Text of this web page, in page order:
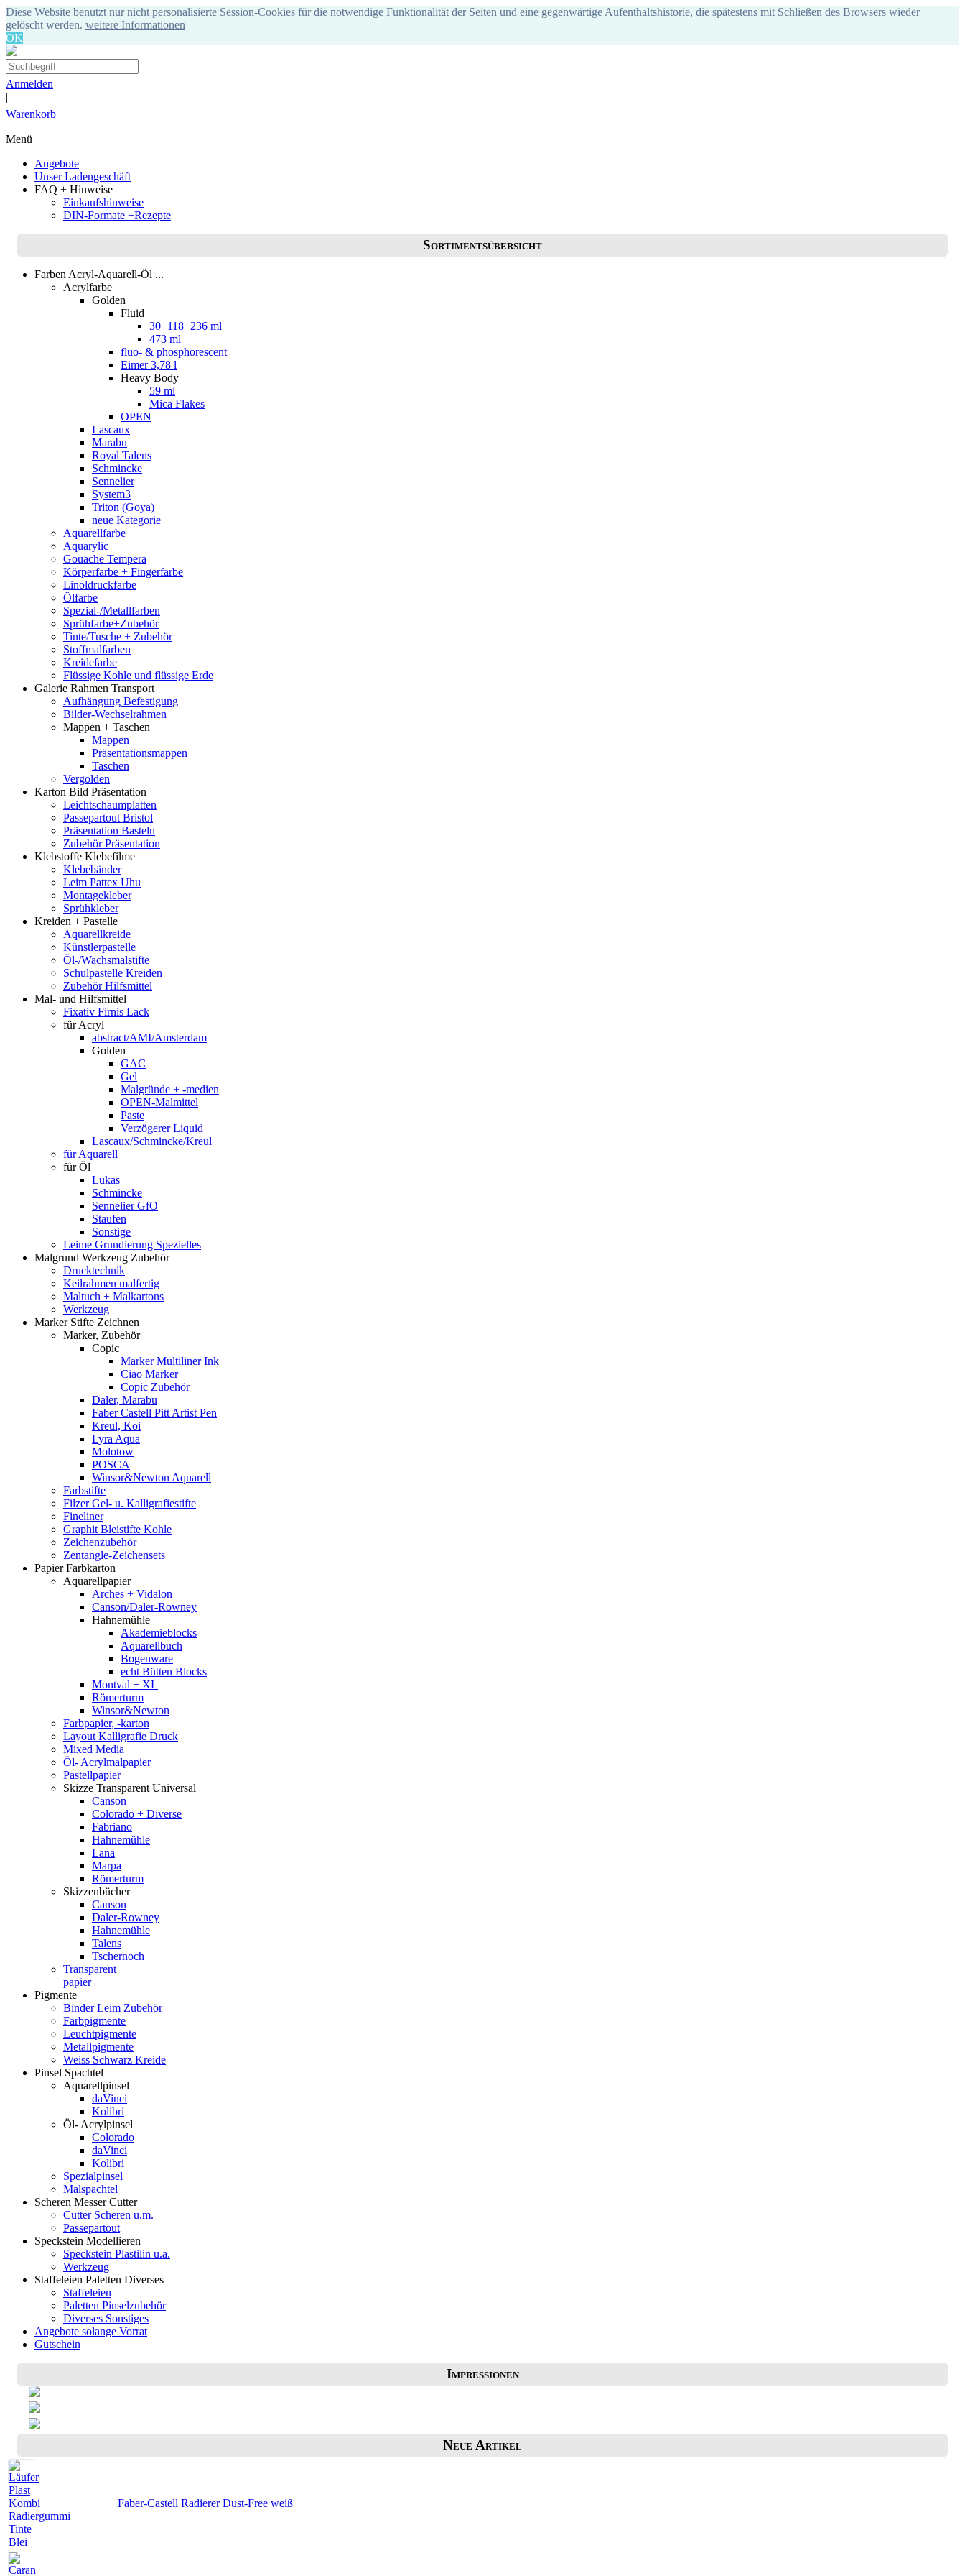
Diese Website benutzt nur nicht personalisierte Session-Cookies für die notwendige Funktionalität der Seiten und eine gegenwärtige Aufenthaltshistorie, die spätestens mit Schließen des Browsers wieder
gelöscht werden. weitere Informationen
OK
Anmelden
|
Warenkorb
Menü
Angebote
Unser Ladengeschäft
FAQ + Hinweise
Einkaufshinweise
DIN-Formate +Rezepte
Sortimentsübersicht
Farben Acryl-Aquarell-Öl ...
Acrylfarbe
Golden
Fluid
30+118+236 ml
473 ml
fluo- & phosphorescent
Eimer 3,78 l
Heavy Body
59 ml
Mica Flakes
OPEN
Lascaux
Marabu
Royal Talens
Schmincke
Sennelier
System3
Triton (Goya)
neue Kategorie
Aquarellfarbe
Aquarylic
Gouache Tempera
Körperfarbe + Fingerfarbe
Linoldruckfarbe
Ölfarbe
Spezial-/Metallfarben
Sprühfarbe+Zubehör
Tinte/Tusche + Zubehör
Stoffmalfarben
Kreidefarbe
Flüssige Kohle und flüssige Erde
Galerie Rahmen Transport
Aufhängung Befestigung
Bilder-Wechselrahmen
Mappen + Taschen
Mappen
Präsentationsmappen
Taschen
Vergolden
Karton Bild Präsentation
Leichtschaumplatten
Passepartout Bristol
Präsentation Basteln
Zubehör Präsentation
Klebstoffe Klebefilme
Klebebänder
Leim Pattex Uhu
Montagekleber
Sprühkleber
Kreiden + Pastelle
Aquarellkreide
Künstlerpastelle
Öl-/Wachsmalstifte
Schulpastelle Kreiden
Zubehör Hilfsmittel
Mal- und Hilfsmittel
Fixativ Firnis Lack
für Acryl
abstract/AMI/Amsterdam
Golden
GAC
Gel
Malgründe + -medien
OPEN-Malmittel
Paste
Verzögerer Liquid
Lascaux/Schmincke/Kreul
für Aquarell
für Öl
Lukas
Schmincke
Sennelier GfO
Staufen
Sonstige
Leime Grundierung Spezielles
Malgrund Werkzeug Zubehör
Drucktechnik
Keilrahmen malfertig
Maltuch + Malkartons
Werkzeug
Marker Stifte Zeichnen
Marker, Zubehör
Copic
Marker Multiliner Ink
Ciao Marker
Copic Zubehör
Daler, Marabu
Faber Castell Pitt Artist Pen
Kreul, Koi
Lyra Aqua
Molotow
POSCA
Winsor&Newton Aquarell
Farbstifte
Filzer Gel- u. Kalligrafiestifte
Fineliner
Graphit Bleistifte Kohle
Zeichenzubehör
Zentangle-Zeichensets
Papier Farbkarton
Aquarellpapier
Arches + Vidalon
Canson/Daler-Rowney
Hahnemühle
Akademieblocks
Aquarellbuch
Bogenware
echt Bütten Blocks
Montval + XL
Römerturm
Winsor&Newton
Farbpapier, -karton
Layout Kalligrafie Druck
Mixed Media
Öl- Acrylmalpapier
Pastellpapier
Skizze Transparent Universal
Canson
Colorado + Diverse
Fabriano
Hahnemühle
Lana
Marpa
Römerturm
Skizzenbücher
Canson
Daler-Rowney
Hahnemühle
Talens
Tschernoch
Transparent
papier
Pigmente
Binder Leim Zubehör
Farbpigmente
Leuchtpigmente
Metallpigmente
Weiss Schwarz Kreide
Pinsel Spachtel
Aquarellpinsel
daVinci
Kolibri
Öl- Acrylpinsel
Colorado
daVinci
Kolibri
Spezialpinsel
Malspachtel
Scheren Messer Cutter
Cutter Scheren u.m.
Passepartout
Speckstein Modellieren
Speckstein Plastilin u.a.
Werkzeug
Staffeleien Paletten Diverses
Staffeleien
Paletten Pinselzubehör
Diverses Sonstiges
Angebote solange Vorrat
Gutschein
Impressionen
Neue Artikel
Faber-Castell Radierer Dust-Free weiß